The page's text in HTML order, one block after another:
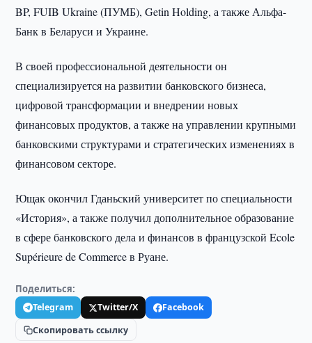
BP, FUIB Ukraine (ПУМБ), Getin Holding, а также Альфа-
Банк в Беларуси и Украине.
В своей профессиональной деятельности он
специализируется на развитии банковского бизнеса,
цифровой трансформации и внедрении новых
финансовых продуктов, а также на управлении крупными
банковскими структурами и стратегических изменениях в
финансовом секторе.
Ющак окончил Гданьский университет по специальности
«История», а также получил дополнительное образование
в сфере банковского дела и финансов в французской Ecole
Supérieure de Commerce в Руане.
Поделиться:
Telegram Twitter/X
Facebook
Скопировать ссылку